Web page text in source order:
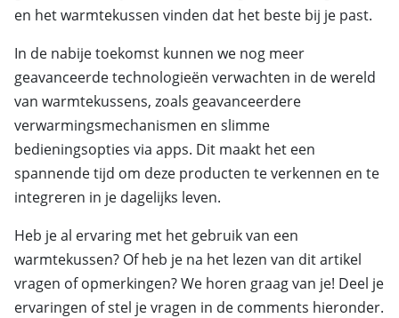
en het warmtekussen vinden dat het beste bij je past.
In de nabije toekomst kunnen we nog meer
geavanceerde technologieën verwachten in de wereld
van warmtekussens, zoals geavanceerdere
verwarmingsmechanismen en slimme
bedieningsopties via apps. Dit maakt het een
spannende tijd om deze producten te verkennen en te
integreren in je dagelijks leven.
Heb je al ervaring met het gebruik van een
warmtekussen? Of heb je na het lezen van dit artikel
vragen of opmerkingen? We horen graag van je! Deel je
ervaringen of stel je vragen in de comments hieronder.